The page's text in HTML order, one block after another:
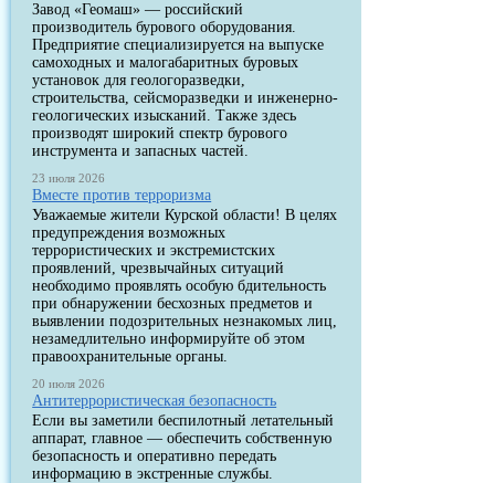
Завод «Геомаш» — российский
производитель бурового оборудования.
Предприятие специализируется на выпуске
самоходных и малогабаритных буровых
установок для геологоразведки,
строительства, сейсморазведки и инженерно-
геологических изысканий. Также здесь
производят широкий спектр бурового
инструмента и запасных частей.
23 июля 2026
Вместе против терроризма
Уважаемые жители Курской области! В целях
предупреждения возможных
террористических и экстремистских
проявлений, чрезвычайных ситуаций
необходимо проявлять особую бдительность
при обнаружении бесхозных предметов и
выявлении подозрительных незнакомых лиц,
незамедлительно информируйте об этом
правоохранительные органы.
20 июля 2026
Антитеррористическая безопасность
Если вы заметили беспилотный летательный
аппарат, главное — обеспечить собственную
безопасность и оперативно передать
информацию в экстренные службы.